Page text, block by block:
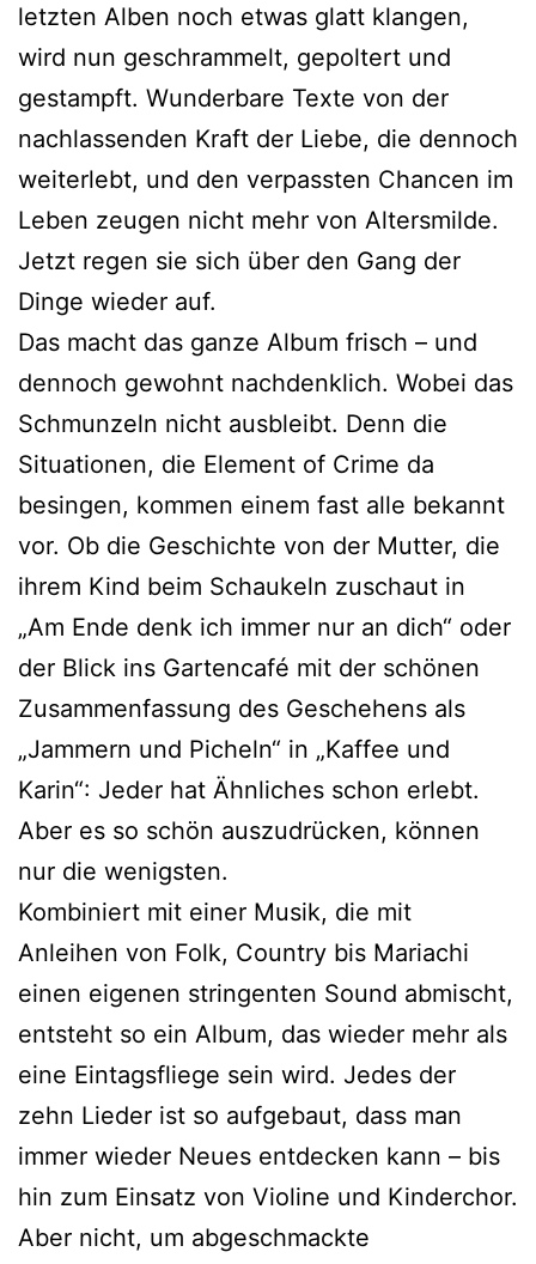
letzten Alben noch etwas glatt klangen,
wird nun geschrammelt, gepoltert und
gestampft. Wunderbare Texte von der
nachlassenden Kraft der Liebe, die dennoch
weiterlebt, und den verpassten Chancen im
Leben zeugen nicht mehr von Altersmilde.
Jetzt regen sie sich über den Gang der
Dinge wieder auf.
Das macht das ganze Album frisch – und
dennoch gewohnt nachdenklich. Wobei das
Schmunzeln nicht ausbleibt. Denn die
Situationen, die Element of Crime da
besingen, kommen einem fast alle bekannt
vor. Ob die Geschichte von der Mutter, die
ihrem Kind beim Schaukeln zuschaut in
„Am Ende denk ich immer nur an dich“ oder
der Blick ins Gartencafé mit der schönen
Zusammenfassung des Geschehens als
„Jammern und Picheln“ in „Kaffee und
Karin“: Jeder hat Ähnliches schon erlebt.
Aber es so schön auszudrücken, können
nur die wenigsten.
Kombiniert mit einer Musik, die mit
Anleihen von Folk, Country bis Mariachi
einen eigenen stringenten Sound abmischt,
entsteht so ein Album, das wieder mehr als
eine Eintagsfliege sein wird. Jedes der
zehn Lieder ist so aufgebaut, dass man
immer wieder Neues entdecken kann – bis
hin zum Einsatz von Violine und Kinderchor.
Aber nicht, um abgeschmackte